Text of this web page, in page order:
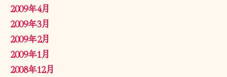
2009年4月
2009年3月
2009年2月
2009年1月
2008年12月